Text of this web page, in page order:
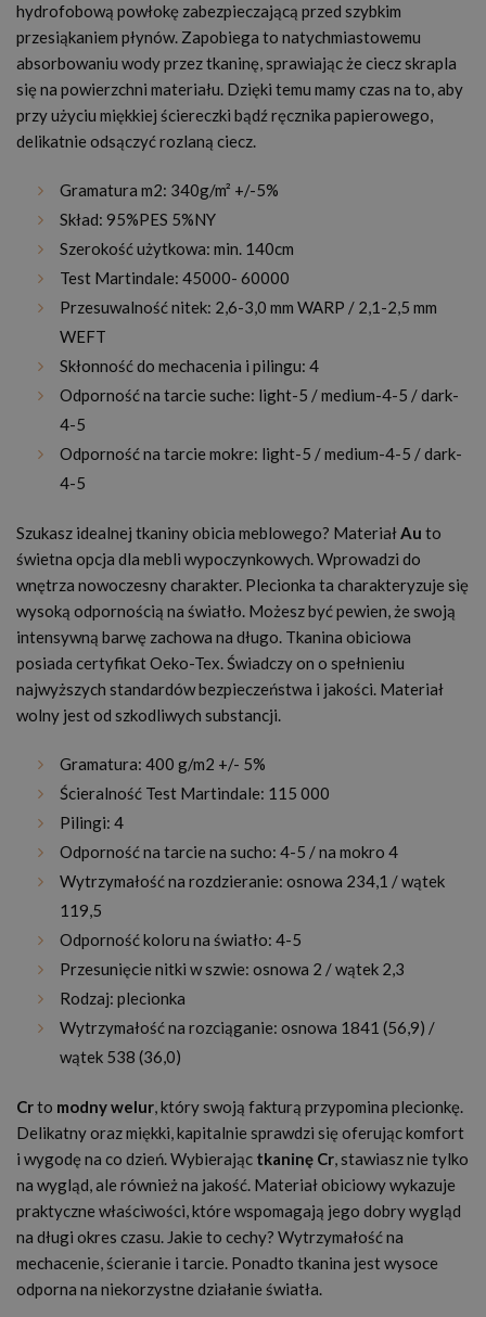
hydrofobową powłokę zabezpieczającą przed szybkim
przesiąkaniem płynów. Zapobiega to natychmiastowemu
absorbowaniu wody przez tkaninę, sprawiając że ciecz skrapla
się na powierzchni materiału. Dzięki temu mamy czas na to, aby
przy użyciu miękkiej ściereczki bądź ręcznika papierowego,
delikatnie odsączyć rozlaną ciecz.
Gramatura m2: 340g/m² +/-5%
Skład: 95%PES 5%NY
Szerokość użytkowa: min. 140cm
Test Martindale: 45000- 60000
Przesuwalność nitek: 2,6-3,0 mm WARP / 2,1-2,5 mm
WEFT
Skłonność do mechacenia i pilingu: 4
Odporność na tarcie suche: light-5 / medium-4-5 / dark-
4-5
Odporność na tarcie mokre: light-5 / medium-4-5 / dark-
4-5
Szukasz idealnej tkaniny obicia meblowego? MateriałAu to
świetna opcja dla mebli wypoczynkowych. Wprowadzi do
wnętrza nowoczesny charakter. Plecionka ta charakteryzuje się
wysoką odpornością na światło. Możesz być pewien, że swoją
intensywną barwę zachowa na długo. Tkanina obiciowa
posiada certyfikat Oeko-Tex. Świadczy on o spełnieniu
najwyższych standardów bezpieczeństwa i jakości. Materiał
wolny jest od szkodliwych substancji.
Gramatura: 400 g/m2 +/- 5%
Ścieralność Test Martindale: 115 000
Pilingi: 4
Odporność na tarcie na sucho: 4-5 / na mokro 4
Wytrzymałość na rozdzieranie: osnowa 234,1 / wątek
119,5
Odporność koloru na światło: 4-5
Przesunięcie nitki w szwie: osnowa 2 / wątek 2,3
Rodzaj: plecionka
Wytrzymałość na rozciąganie: osnowa 1841 (56,9) /
wątek 538 (36,0)
Crto modny welur, który swoją fakturą przypomina plecionkę.
Delikatny oraz miękki, kapitalnie sprawdzi się oferując komfort
i wygodę na co dzień. Wybierając tkaninę Cr, stawiasz nie tylko
na wygląd, ale również na jakość. Materiał obiciowy wykazuje
praktyczne właściwości, które wspomagają jego dobry wygląd
na długi okres czasu. Jakie to cechy? Wytrzymałość na
mechacenie, ścieranie i tarcie. Ponadto tkanina jest wysoce
odporna na niekorzystne działanie światła.